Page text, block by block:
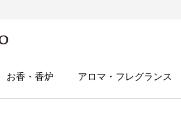
お香・香炉 アロマ・フレグランス